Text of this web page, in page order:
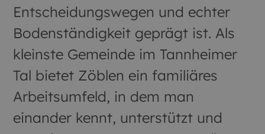
Entscheidungswegen und echter
Bodenständigkeit geprägt ist. Als
kleinste Gemeinde im Tannheimer
Tal bietet Zöblen ein familiäres
Arbeitsumfeld, in dem man
einander kennt, unterstützt und